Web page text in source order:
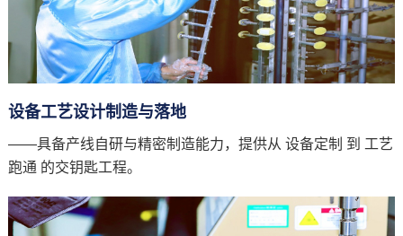
设备工艺设计制造与落地
——具备产线自研与精密制造能力，提供从 设备定制 到 工艺
跑通 的交钥匙工程。